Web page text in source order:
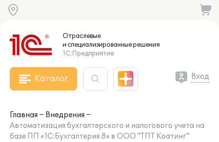
Отраслевые
и специализированныерешения
1С:Предприятие
Каталог Вход
Главная
Внедрения
Автоматизация бухгалтерского и налогового учета на
базе ПП «1С:Бухгалтерия 8» в ООО "ТПТ Коатинг"